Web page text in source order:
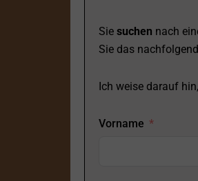
Sie suchen nach
Sie das
Ich weise darauf
Vorname